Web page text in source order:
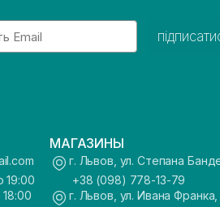
19:00
МАГАЗИНЫ
г. Львов, ул. Степана
+38 (098) 778-13-79
г. Львов, ул. Ивана Франка,